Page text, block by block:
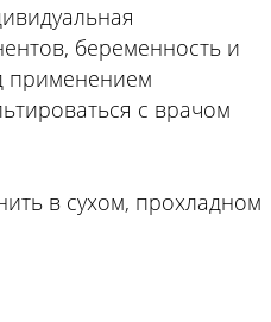
беременность и
применением
с врачом
в сухом, прохладном